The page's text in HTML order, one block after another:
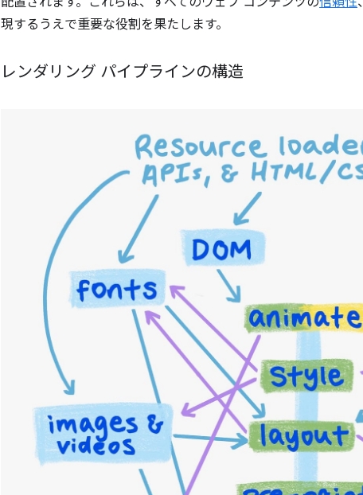
現するうえで重要な役割を果たします。
レンダリング パイプラインの構造